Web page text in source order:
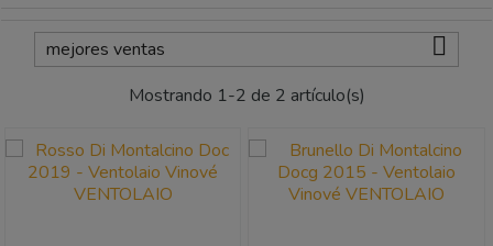
mejores ventas 
Mostrando 1-2 de 2 artículo(s)